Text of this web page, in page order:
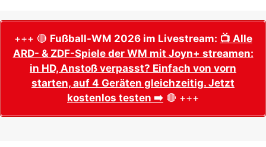
+++ 🔴 Fußball-WM 2026 im Livestream: 📺 Alle
ARD- & ZDF-Spiele der WM mit Joyn+ streamen:
in HD, Anstoß verpasst? Einfach von vorn
starten, auf 4 Geräten gleichzeitig. Jetzt
kostenlos testen ➡️ 🔴 +++